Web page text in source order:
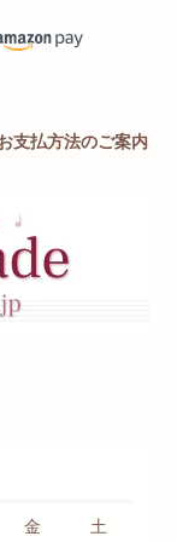
支払方法のご案内
金
土